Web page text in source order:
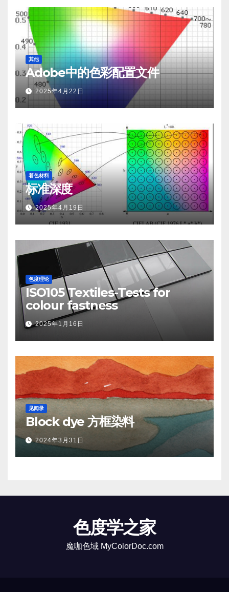
其他
Adobe中的色彩配置文件
2025年4月22日
着色材料
标准深度
2025年4月19日
色度理论
ISO105 Textiles-Tests for
colour fastness
2025年1月16日
见闻录
Block dye 方框染料
2024年3月31日
色度学之家
魔咖色域 MyColorDoc.com